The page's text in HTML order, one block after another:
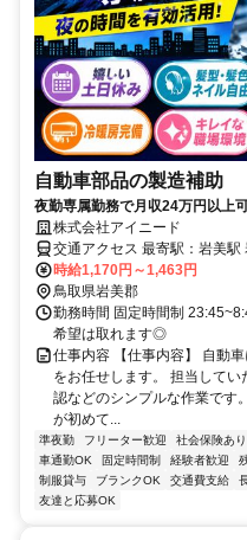
自動車部品の製造補助
夜勤専属勤務で月収24万円以
心の工場ワーク◎土日祝休みでプ
株式会社アイニード
交通アクセス 最寄駅：岩美駅 岩美駅から車で約5分 ＊車通勤OK,転勤
なし,バイク通勤OK
時給1,170円～1,463円
鳥取県岩美郡
勤務時間 固定時間制
希望は取れます◎
仕事内容 【仕事内容】 自動
をお任せします。 担当して
認などのシンプルな作業です
が初めて...
準夜勤 フリーター歓迎 社会保険あり
車通勤OK
固定時間制 経験者歓迎
制服貸与
ブランクOK 交通費支給
友達と応募OK